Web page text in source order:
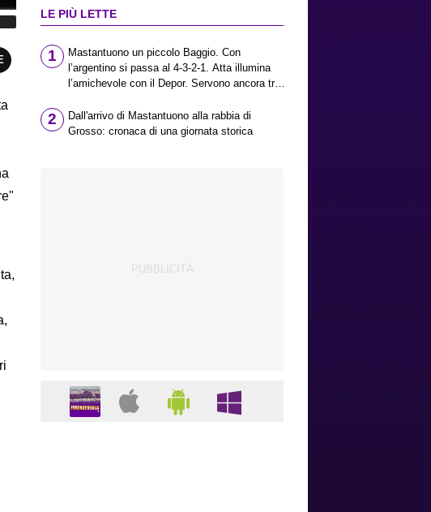
LE PIÙ LETTE
1
Mastantuono un piccolo Baggio. Con
l’argentino si passa al 4-3-2-1. Atta illumina
l’amichevole con il Depor. Servono ancora tre
Antognoni, un finale senza vincitori
2
Dall'arrivo di Mastantuono alla rabbia di
Grosso: cronaca di una giornata storica